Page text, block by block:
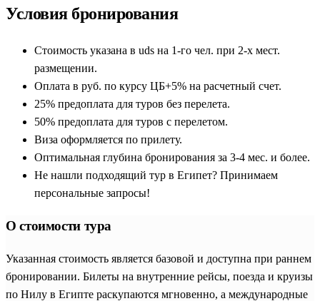
Туры в Хургада: отдых на море
загадочных цивилизаций в истории человечества. Для тех,
кто хочет выйти за рамки привычного пляжного отдыха,
экскурсионные туры в Египет предлагают грандиозные
программа объединяет ключевые исторические центры:
величественный Каир, средиземноморскую Александрию,
монументальный Луксор и самобытный Асуан. Незабываемой
частью такого путешествия становятся классические круизы
по Нилу, позволяющие созерцать древние храмы прямо со
вкусом комфортабельного теплохода. Такие путевки и
организованные поездки подходят для всех категорий
Главное преимущество, которое дают регулярные групповые
Условия бронирования
Стоимость указана в uds на 1-го чел. при 2-х мест.
размещении.
Оплата в руб. по курсу ЦБ+5% на расчетный счет.
25% предоплата для туров без перелета.
50% предоплата для туров с перелетом.
Виза оформляется по прилету.
Оптимальная глубина бронирования за 3-4 мес. и более.
Не нашли подходящий тур в Египет? Принимаем
персональные запросы!
О стоимости тура
Указанная стоимость является базовой и доступна при раннем
бронировании. Билеты на внутренние рейсы, поезда и круизы
по Нилу в Египте раскупаются мгновенно, а международные